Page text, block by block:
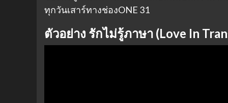
ทุกวันเสาร์ทางช่องONE 31
ตัวอย่าง รักไม่รู้ภาษา (Love In